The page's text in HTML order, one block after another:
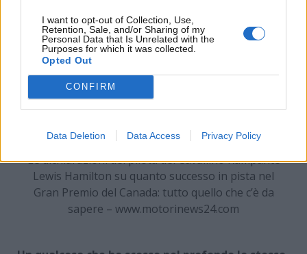
I want to opt-out of Collection, Use,
Retention, Sale, and/or Sharing of my
Personal Data that Is Unrelated with the
Purposes for which it was collected.
Opted Out
CONFIRM
Data Deletion Data Access Privacy Policy
Le dichiarazioni del pilota del Cavallino Rampante
Lewis Hamilton su quanto successo in pista nel
Gran Premio del Canada: tutto quello che c’è da
sapere – www.motorinews24.com